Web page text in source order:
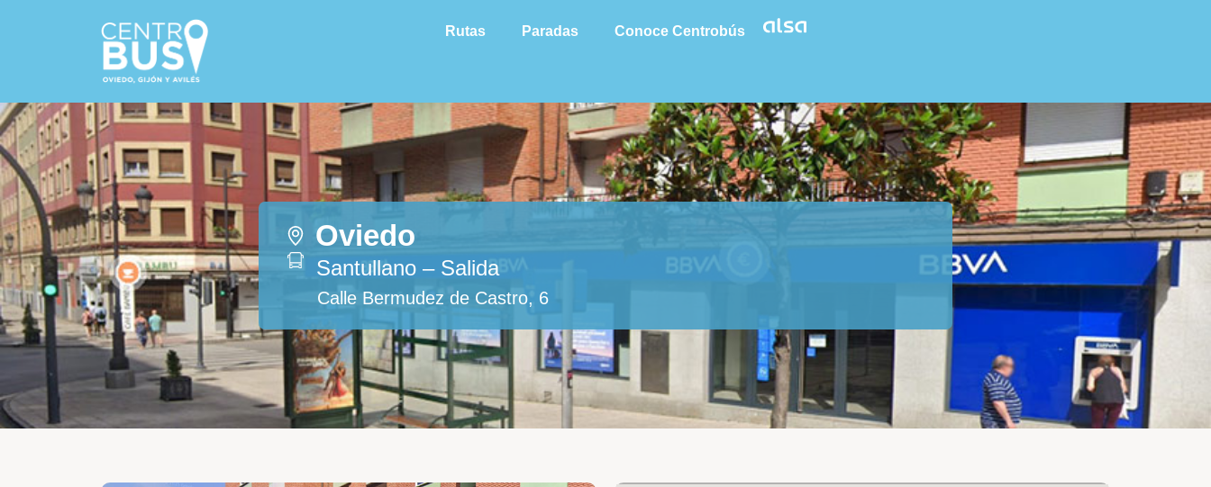
Rutas Paradas Conoce Centrobús
Oviedo
Santullano – Salida
Calle Bermudez de Castro, 6